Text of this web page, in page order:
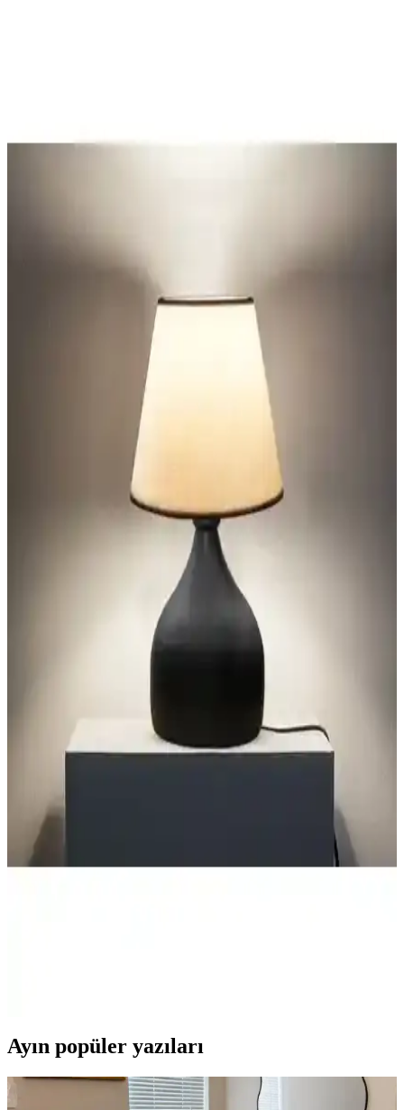
Yüksek Tavanlı Kiralık Evlerde Ağır ve Geniş
Vivido Abajur Modelleri Karşılaştırması: Beyaz
Krom ve Kumbeji Yatak Odası Abajurları
Vivido'nun Beyaz Krom Safir ve Kumbeji modelleri modern
tasarımıyla ev dekorasyonuna şıklık katıyor. Her iki abajur da farklı
özellikleriyle yaşam alanlarınızı aydınlatıyor ve tarzınızı yansıtıyor.
Yatak Odasında Abajur Seçimi ve Yerleşiminde
Denge ve Estetik Unsurların Önemi
Yatak odasında abajur seçimi ve yerleşimi, boyut, renk uyumu ve
ışık sıcaklığı gibi detaylarla odanın estetiği ve fonksiyonelliği
açısından önem taşır. Alternatif aydınlatma çözümleri de
Qdec Modern Dizayn Abajurlar Karşılaştırması:
Estetik ve Fonksiyonellik Analizi
İki farklı modern tasarımlı Qdec abajur modelinin malzeme, boyut
ve tasarım özellikleri detaylı şekilde karşılaştırılıyor, kullanım
alanları ve kullanıcı yorumlarıyla ürünlerin avantajları ve farkları
Yatak Odası Abajurları Karşılaştırması: Homing
İki yatak odası abajuru karşılaştırması, malzeme, boyut ve kullanıcı
geri bildirimleriyle detaylandırıldı. Homing ve Vivido modellerinin
özellikleri ve kullanım avantajları ortaya kondu.
Abajurlarının Detaylı Karşılaştırması
İki farklı abajur modeli olan Deep Concept Creamaura ve Madame
Coco Claire'ın tasarım, malzeme, kullanım ve kullanıcı yorumlarıyla
detaylı karşılaştırmasını öğrenin.
Ayın popüler yazıları